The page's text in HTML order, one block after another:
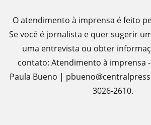
O atendimento à imprensa é feito
Se você é jornalista e quer sugerir
uma entrevista ou obter
contato: Atendimento à imprensa
Paula Bueno |
3026-2610.